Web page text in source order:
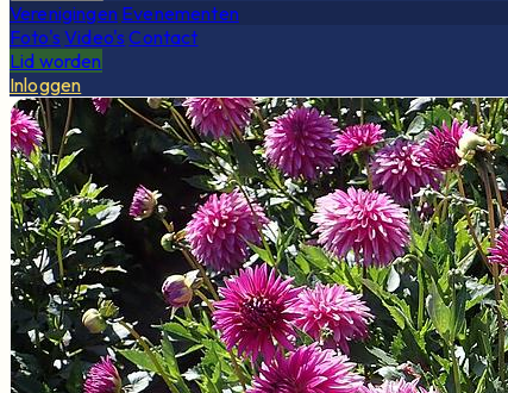
Verenigingen Evenementen
Foto's Video's Contact
Lid worden
Inloggen